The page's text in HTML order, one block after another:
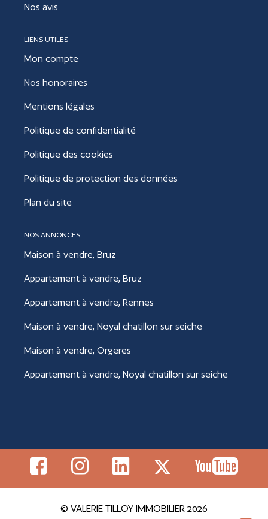
Nos avis
LIENS UTILES
Mon compte
Nos honoraires
Mentions légales
Politique de confidentialité
Politique des cookies
Politique de protection des données
Plan du site
NOS ANNONCES
Maison à vendre, Bruz
Appartement à vendre, Bruz
Appartement à vendre, Rennes
Maison à vendre, Noyal chatillon sur seiche
Maison à vendre, Orgeres
Appartement à vendre, Noyal chatillon sur seiche
© VALERIE TILLOY IMMOBILIER 2026